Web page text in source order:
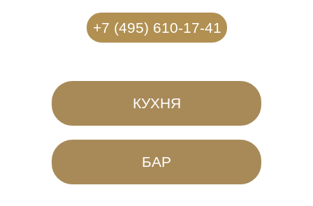
+7 (495) 610-17-41
КУХНЯ
БАР